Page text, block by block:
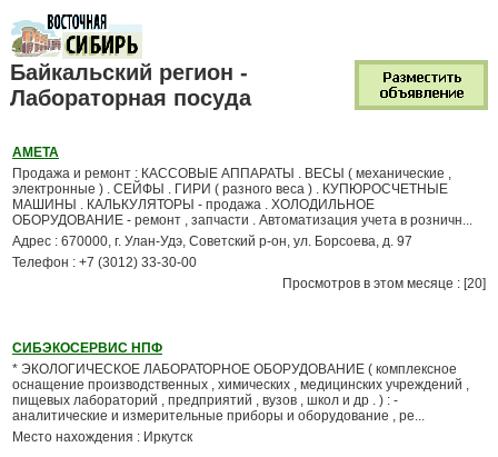
Байкальский регион -
Лабораторная посуда
АМЕТА
Продажа и ремонт : КАССОВЫЕ АППАРАТЫ . ВЕСЫ ( механические ,
электронные ) . СЕЙФЫ . ГИРИ ( разного веса ) . КУПЮРОСЧЕТНЫЕ
МАШИНЫ . КАЛЬКУЛЯТОРЫ - продажа . ХОЛОДИЛЬНОЕ
ОБОРУДОВАНИЕ - ремонт , запчасти . Автоматизация учета в розничн...
Адрес : 670000, г. Улан-Удэ, Советский р-он, ул. Борсоева, д. 97
Телефон : +7 (3012) 33-30-00
Просмотров в этом месяце : [20]
СИБЭКОСЕРВИС НПФ
* ЭКОЛОГИЧЕСКОЕ ЛАБОРАТОРНОЕ ОБОРУДОВАНИЕ ( комплексное
оснащение производственных , химических , медицинских учреждений ,
пищевых лабораторий , предприятий , вузов , школ и др . ) : -
аналитические и измерительные приборы и оборудование , ре...
Место нахождения : Иркутск